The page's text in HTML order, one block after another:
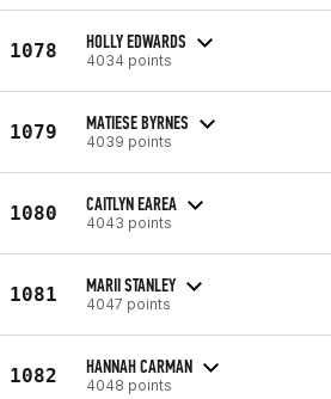
1078 HOLLY EDWARDS
4034 points
1079 MATIESE BYRNES
4039 points
1080 CAITLYN EAREA
4043 points
1081 MARII STANLEY
4047 points
1082 HANNAH CARMAN
4048 points